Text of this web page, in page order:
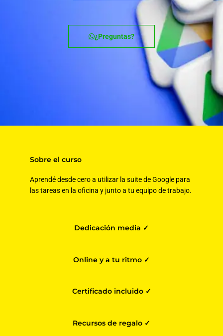
¿Preguntas?
Sobre el curso
Aprendé desde cero a utilizar la suite de Google para
las tareas en la oficina y junto a tu equipo de trabajo.
Dedicación media ✓
Online y a tu ritmo ✓
Certificado incluido ✓
Recursos de regalo ✓